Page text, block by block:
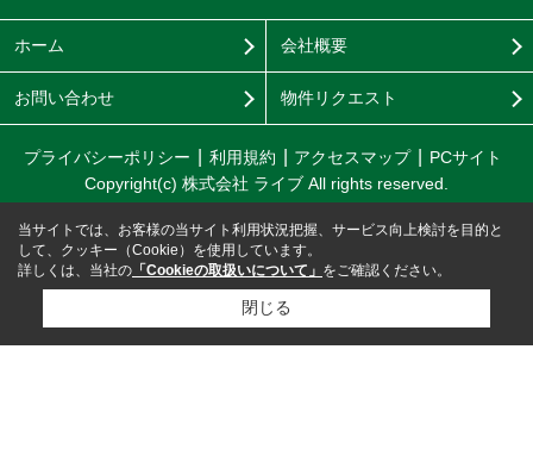
ホーム 会社概要
お問い合わせ 物件リクエスト
プライバシーポリシー 利用規約 アクセスマップ
PCサイト
Copyright(c) 株式会社 ライブ All rights reserved.
当サイトでは、お客様の当サイト利用状況把握、サービス向上検討を目的と
して、クッキー（Cookie）を使用しています。
詳しくは、当社の 「Cookieの取扱いについて」 をご確認ください。
閉じる